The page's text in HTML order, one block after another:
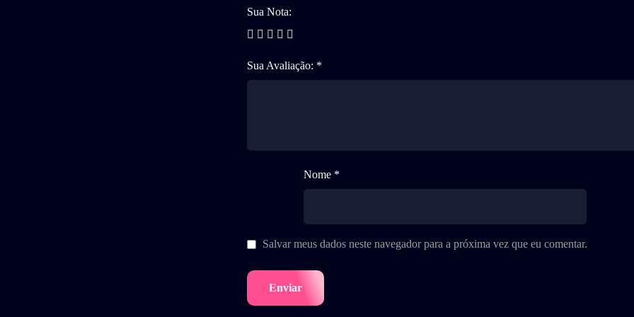
Sua Nota:
Sua Avaliação: *
Nome *
Salvar meus dados neste navegador para a próxima vez que eu comentar.